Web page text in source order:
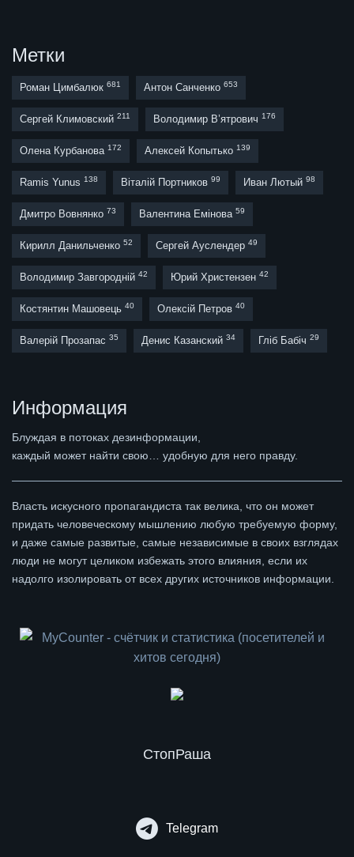
Метки
Роман Цимбалюк 681 Антон Санченко 653
Сергей Климовский 211 Володимир В’ятрович 176
Олена Курбанова 172 Алексей Копытько 139
Ramis Yunus 138 Віталій Портников 99 Иван Лютый 98
Дмитро Вовнянко 73 Валентина Емінова 59
Кирилл Данильченко 52 Сергей Ауслендер 49
Володимир Завгородній 42 Юрий Христензен 42
Костянтин Машовець 40 Олексій Петров 40
Валерій Прозапас 35 Денис Казанский 34 Гліб Бабіч 29
Информация
Блуждая в потоках дезинформации,
каждый может найти свою… удобную для него правду.
Власть искусного пропагандиста так велика, что он может
придать человеческому мышлению любую требуемую форму,
и даже самые развитые, самые независимые в своих взглядах
люди не могут целиком избежать этого влияния, если их
надолго изолировать от всех других источников информации.
СтопРаша
Telegram